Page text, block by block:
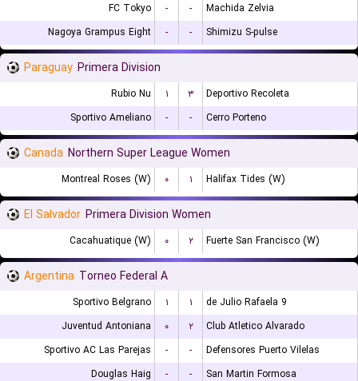
FC Tokyo
- -
Machida Zelvia
Nagoya Grampus Eight
- - Shimizu S-pulse
Paraguay Primera Division
Rubio Nu ۱ ۳
Deportivo Recoleta
Sportivo Ameliano
- - Cerro Porteno
Canada Northern Super League Women
Montreal Roses (W) ۰ ۱ Halifax Tides (W)
El Salvador Primera Division Women
Cacahuatique (W) ۰ ۲ Fuerte San Francisco (W)
Argentina Torneo Federal A
Sportivo Belgrano ۱ ۱
9 de Julio Rafaela
Juventud Antoniana
۰ ۲
Club Atletico Alvarado
Sportivo AC Las Parejas
- -
Defensores Puerto Vilelas
Douglas Haig
- -
San Martin Formosa